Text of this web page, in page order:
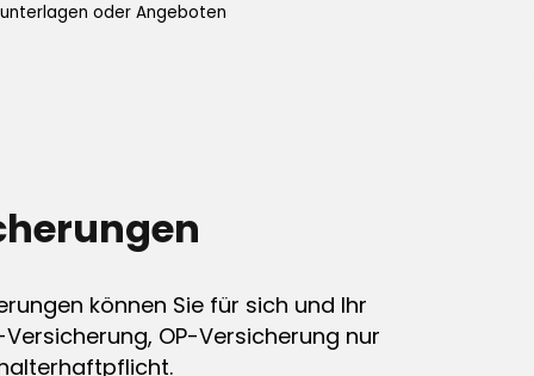
oder Angeboten
können Sie für sich und Ihr
OP-Versicherung nur